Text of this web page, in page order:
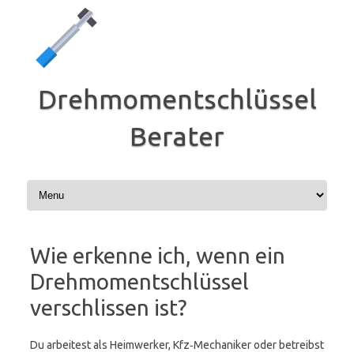
Drehmomentschlüssel
Berater
Wie erkenne ich, wenn ein
Drehmomentschlüssel
verschlissen ist?
Du arbeitest als Heimwerker, Kfz‑Mechaniker oder betreibst